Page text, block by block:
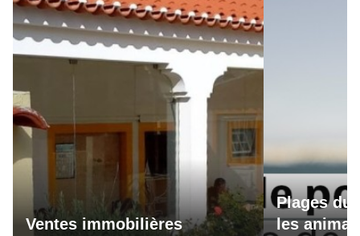
Ventes immobilières
Plages du
les